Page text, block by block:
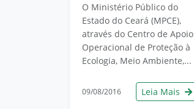
O Ministério Público do
Estado do Ceará (MPCE),
através do Centro de Apoio
Operacional de Proteção à
Ecologia, Meio Ambiente,...
09/08/2016 Leia Mais